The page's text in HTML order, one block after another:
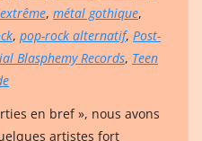
, métal gothique,
, pop-rock alternatif, Post-
Blasphemy Records, Teen
en bref », nous avons
artistes fort